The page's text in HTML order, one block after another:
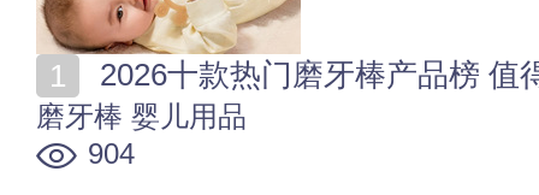
2026十款热门磨牙棒产品榜 值
磨牙棒 婴儿用品
904